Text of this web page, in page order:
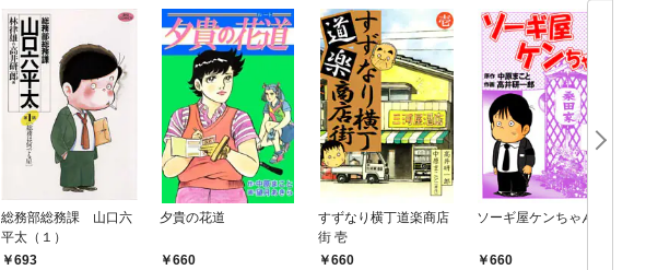
総務部総務課 山口六
平太（１）
693
夕貴の花道
660
すずなり横丁道楽商店
街 壱
660
ソーギ屋ケンちゃん
660